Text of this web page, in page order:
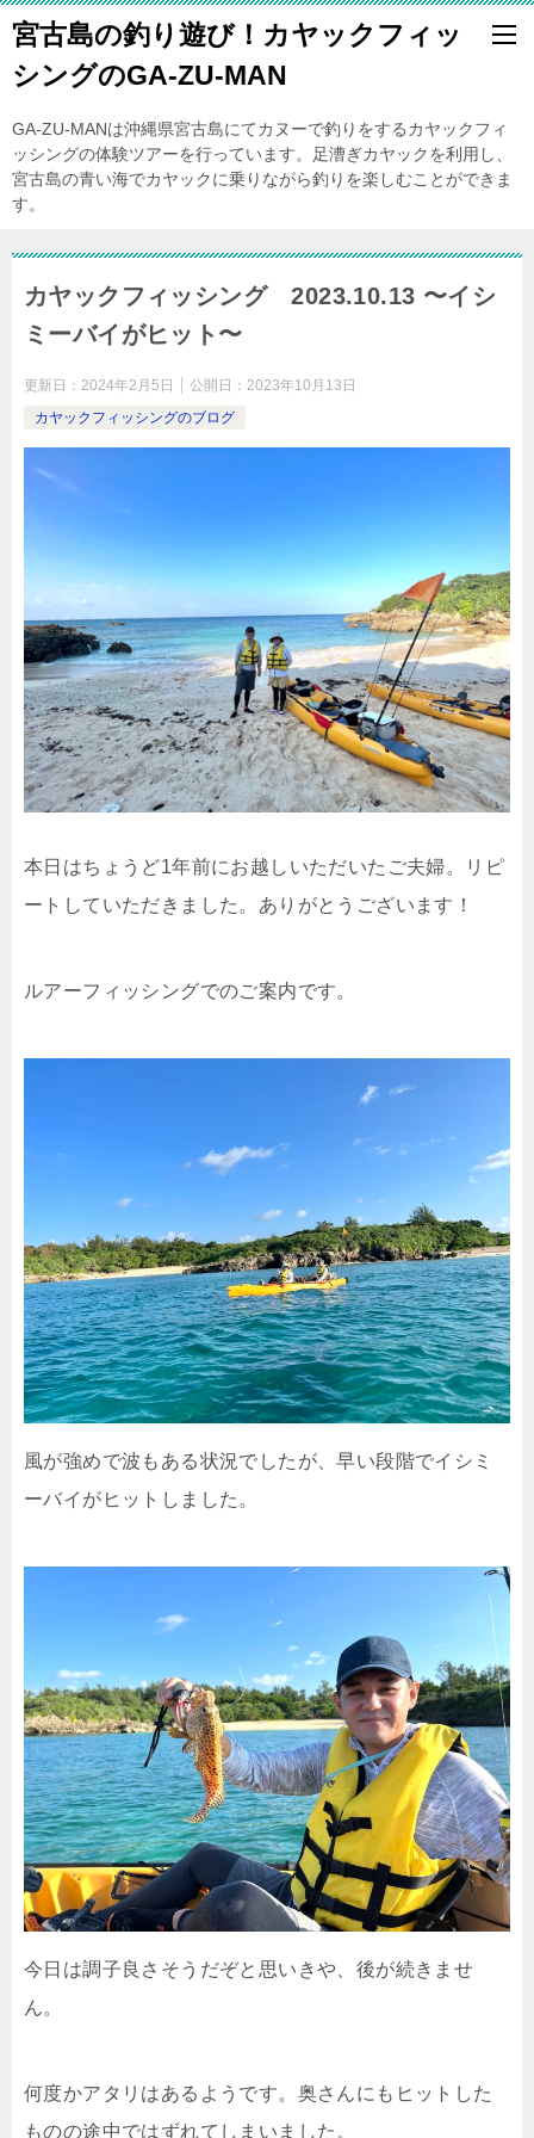
宮古島の釣り遊び！カヤックフィッ
シングのGA-ZU-MAN
GA-ZU-MANは沖縄県宮古島にてカヌーで釣りをするカヤックフィ
ッシングの体験ツアーを行っています。足漕ぎカヤックを利用し、
宮古島の青い海でカヤックに乗りながら釣りを楽しむことができま
す。
カヤックフィッシング 2023.10.13 〜イシ
ミーバイがヒット〜
更新日： 2024年2月5日 公開日： 2023年10月13日
カヤックフィッシングのブログ
本日はちょうど1年前にお越しいただいたご夫婦。リピ
ートしていただきました。ありがとうございます！
ルアーフィッシングでのご案内です。
風が強めで波もある状況でしたが、早い段階でイシミ
ーバイがヒットしました。
今日は調子良さそうだぞと思いきや、後が続きませ
ん。
何度かアタリはあるようです。奥さんにもヒットした
ものの途中ではずれてしまいました。